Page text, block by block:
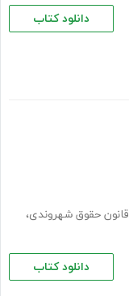
دانلود کتاب
قانون حقوق شهروندی،
دانلود کتاب